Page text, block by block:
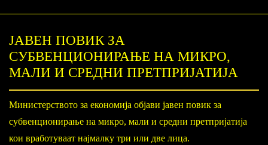
ЈАВЕН ПОВИК ЗА
СУБВЕНЦИОНИРАЊЕ НА МИКРО,
МАЛИ И СРЕДНИ ПРЕТПРИЈАТИЈА
Министерството за економија објави јавен повик за
субвенционирање на микро, мали и средни претпријатија
кои вработуваат најмалку три или две лица.